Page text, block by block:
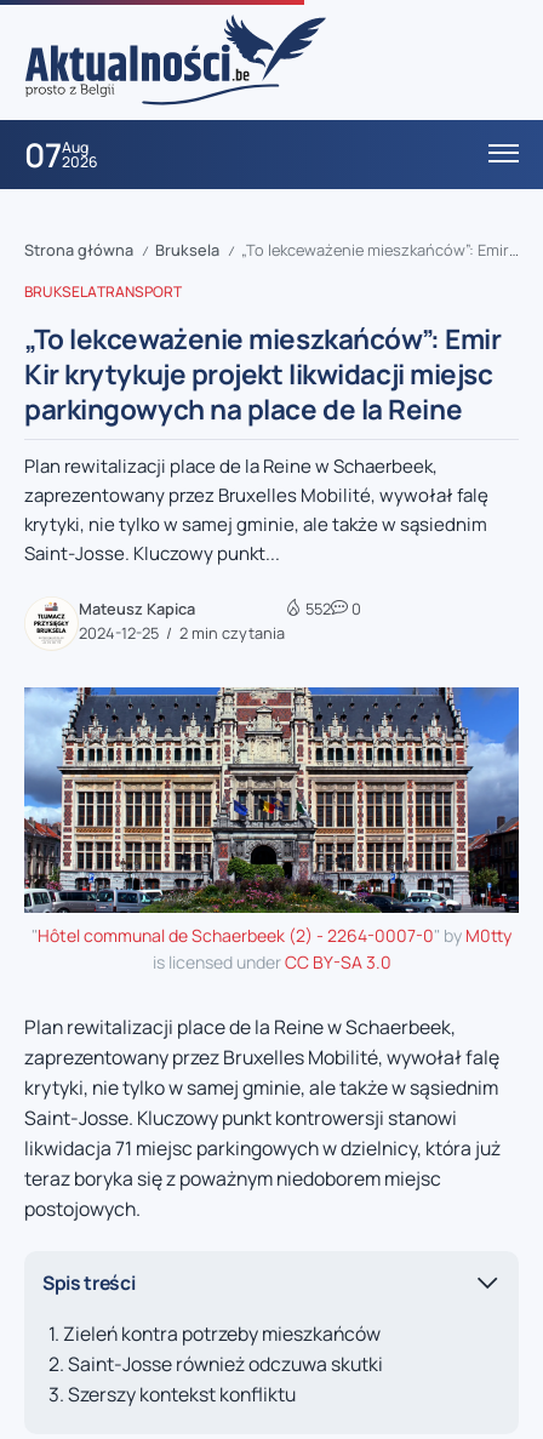
07Aug
2026
Strona główna / Bruksela / „To lekceważenie mieszkańców”: Emir Kir krytykuje projekt likwidacji miejsc parkingowych na place de la Reine
BRUKSELATRANSPORT
„To lekceważenie mieszkańców”: Emir
Kir krytykuje projekt likwidacji miejsc
parkingowych na place de la Reine
Plan rewitalizacji place de la Reine w Schaerbeek,
zaprezentowany przez Bruxelles Mobilité, wywołał falę
krytyki, nie tylko w samej gminie, ale także w sąsiednim
Saint-Josse. Kluczowy punkt...
Mateusz Kapica
2024-12-25
2 min czytania
552 0
"Hôtel communal de Schaerbeek (2) - 2264-0007-0" by M0tty
is licensed underCC BY-SA 3.0
Plan rewitalizacji place de la Reine w Schaerbeek,
zaprezentowany przez Bruxelles Mobilité, wywołał falę
krytyki, nie tylko w samej gminie, ale także w sąsiednim
Saint-Josse. Kluczowy punkt kontrowersji stanowi
likwidacja 71 miejsc parkingowych w dzielnicy, która już
teraz boryka się z poważnym niedoborem miejsc
postojowych.
Spis treści
Zieleń kontra potrzeby mieszkańców
Saint-Josse również odczuwa skutki
Szerszy kontekst konfliktu